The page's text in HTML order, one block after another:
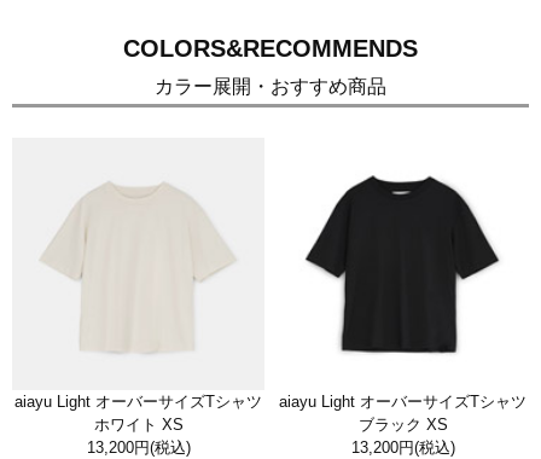
COLORS&RECOMMENDS
カラー展開・おすすめ商品
aiayu Light オーバーサイズTシャツ
ホワイト XS
13,200円(税込)
aiayu Light オーバーサイズTシャツ
ブラック XS
13,200円(税込)